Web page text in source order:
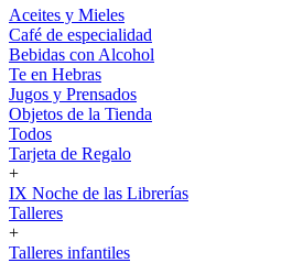
Aceites y Mieles
Café de especialidad
Bebidas con Alcohol
Te en Hebras
Jugos y Prensados
Objetos de la Tienda
Todos
Tarjeta de Regalo
+
IX Noche de las Librerías
Talleres
+
Talleres infantiles